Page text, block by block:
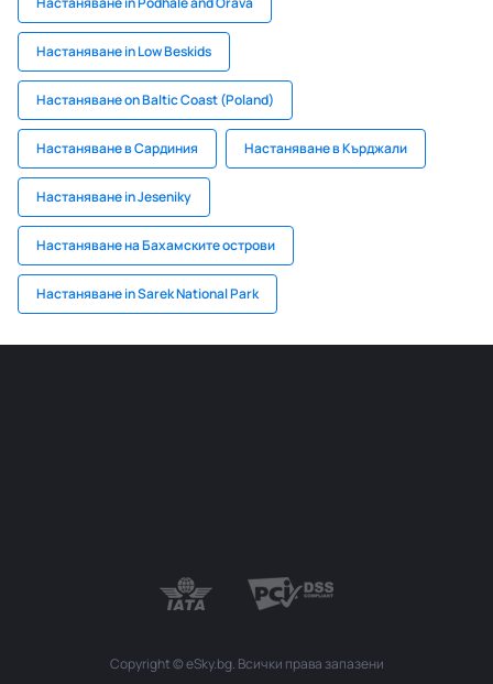
Настаняване in Low Beskids
Настаняване on Baltic Coast (Poland)
Настаняване в Сардиния Настаняване в Кърджали
Настаняване in Jeseniky
Настаняване на Бахамските острови
Настаняване in Sarek National Park
Copyright © eSky.bg. Всички права запазени